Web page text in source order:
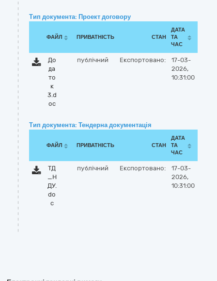
Тип документа: Проект договору
ФАЙЛ ПРИВАТНІСТЬ СТАН
ДАТА
ТА
ЧАС
До
да
то
к
3.d
oc
публічний Експортовано:
17-03-
2026,
10:31:00
Тип документа: Тендерна документація
ФАЙЛ ПРИВАТНІСТЬ СТАН
ДАТА
ТА
ЧАС
ТД
_Н
ДУ.
do
c
публічний Експортовано:
17-03-
2026,
10:31:00